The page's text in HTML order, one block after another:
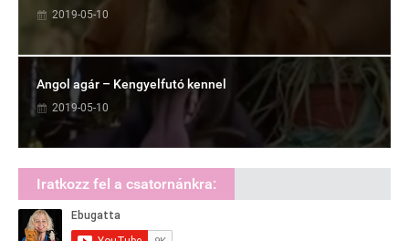
2019-05-10
Angol agár – Kengyelfutó kennel
2019-05-10
Iratkozz fel a csatornánkra: